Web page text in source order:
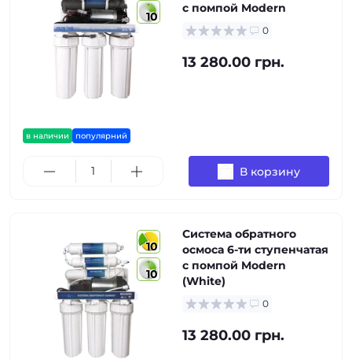
10
в наличии популярний
с помпой Modern
0
13 280.00 грн.
В корзину
10
10
Система обратного
осмоса 6-ти ступенчатая
с помпой Modern
(White)
0
13 280.00 грн.